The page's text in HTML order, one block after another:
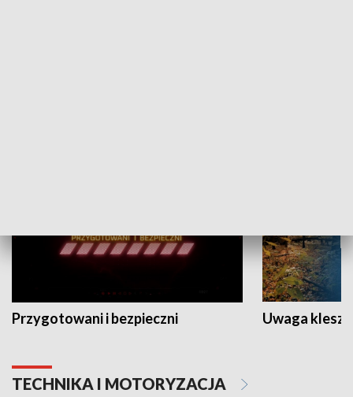
Przygotowani i bezpieczni Uwaga
TECHNIKA I MOTORYZACJA